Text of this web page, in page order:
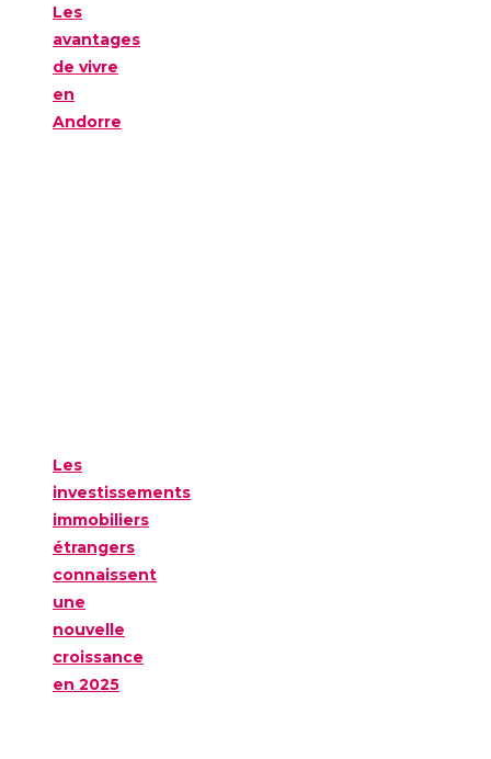
Les
avantages
de vivre
en
Andorre
Les
investissements
immobiliers
étrangers
connaissent
une
nouvelle
croissance
en 2025